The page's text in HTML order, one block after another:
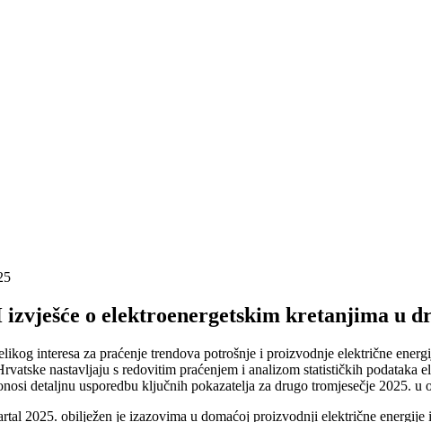
o elektroenergetskim kretanjima u
interesa za praćenje trendova potrošnje i proizvodnje električne
nastavljaju s redovitim praćenjem i analizom statističkih podataka
detaljnu usporedbu ključnih pokazatelja za drugo tromjesečje 2025. u
2025. obilježen je izazovima u domaćoj proizvodnji električne energije